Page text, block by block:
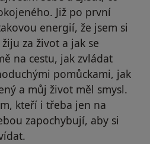
Již po první
energií, že jsem si
za život a jak se
na cestu, jak zvládat
pomůckami, jak
a můj život měl smysl.
kteří i třeba jen na
zapochybují, aby si